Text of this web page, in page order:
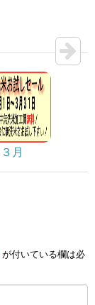
３月
が付いている欄は必